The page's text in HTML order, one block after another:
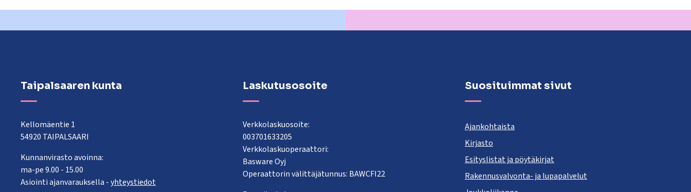
Taipalsaaren kunta
Kellomäentie 1
54920 TAIPALSAARI
Kunnanvirasto avoinna:
ma-pe 9.00 - 15.00
Asiointi ajanvarauksella -yhteystiedot
Laskutusosoite
Verkkolaskuosoite:
003701633205
Verkkolaskuoperaattori:
Basware Oyj
Operaattorin välittäjätunnus: BAWCFI22
Suosituimmat sivut
Ajankohtaista
Kirjasto
Esityslistat ja pöytäkirjat
Rakennusvalvonta- ja lupapalvelut